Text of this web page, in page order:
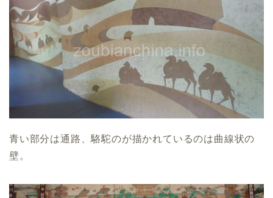
青い部分は通路、駱駝のが描かれているのは曲線状の
壁。